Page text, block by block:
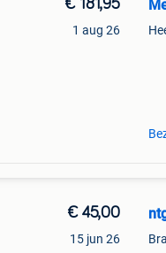
€ 181,95
1 aug 26
€ 45,00
15 jun 26